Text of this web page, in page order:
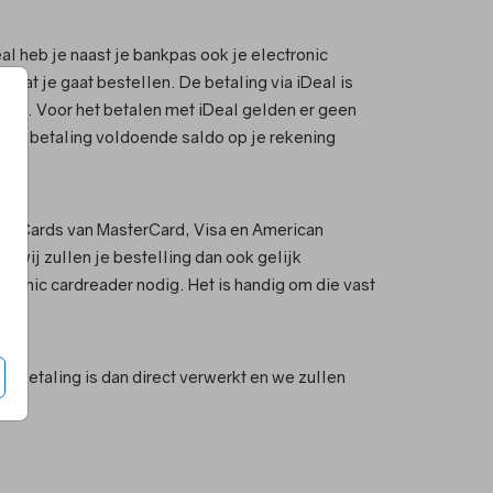
heb je naast je bankpas ook je electronic
je gaat bestellen. De betaling via iDeal is
Voor het betalen met iDeal gelden er geen
de betaling voldoende saldo op je rekening
Cards van MasterCard, Visa en American
wij zullen je bestelling dan ook gelijk
cardreader nodig. Het is handig om die vast
betaling is dan direct verwerkt en we zullen